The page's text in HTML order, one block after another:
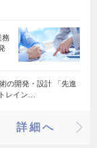
務
の開発・設計 「先進
レイン…
詳細へ